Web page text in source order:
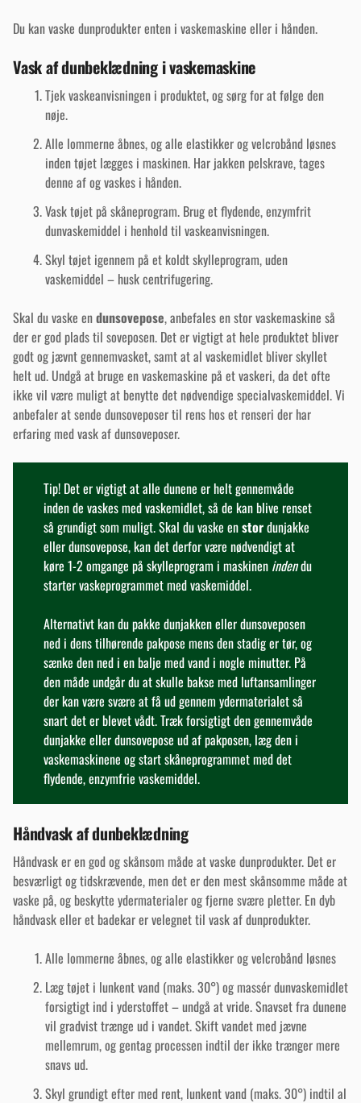
Du kan vaske dunprodukter enten i vaskemaskine eller i hånden.
Vask af dunbeklædning i vaskemaskine
Tjek vaskeanvisningen i produktet, og sørg for at følge den
nøje.
Alle lommerne åbnes, og alle elastikker og velcrobånd løsnes
inden tøjet lægges i maskinen. Har jakken pelskrave, tages
denne af og vaskes i hånden.
Vask tøjet på skåneprogram. Brug et flydende, enzymfrit
dunvaskemiddel i henhold til vaskeanvisningen.
Skyl tøjet igennem på et koldt skylleprogram, uden
vaskemiddel – husk centrifugering.
Skal du vaske endunsovepose, anbefales en stor vaskemaskine så
der er god plads til soveposen. Det er vigtigt at hele produktet bliver
godt og jævnt gennemvasket, samt at al vaskemidlet bliver skyllet
helt ud. Undgå at bruge en vaskemaskine på et vaskeri, da det ofte
ikke vil være muligt at benytte det nødvendige specialvaskemiddel. Vi
anbefaler at sende dunsoveposer til rens hos et renseri der har
erfaring med vask af dunsoveposer.
Tip! Det er vigtigt at alle dunene er helt gennemvåde
inden de vaskes med vaskemidlet, så de kan blive renset
så grundigt som muligt. Skal du vaske enstordunjakke
eller dunsovepose, kan det derfor være nødvendigt at
køre 1-2 omgange på skylleprogram i maskinen indendu
starter vaskeprogrammet med vaskemiddel.
Alternativt kan du pakke dunjakken eller dunsoveposen
ned i dens tilhørende pakpose mens den stadig er tør, og
sænke den ned i en balje med vand i nogle minutter. På
den måde undgår du at skulle bakse med luftansamlinger
der kan være svære at få ud gennem ydermaterialet så
snart det er blevet vådt. Træk forsigtigt den gennemvåde
dunjakke eller dunsovepose ud af pakposen, læg den i
vaskemaskinene og start skåneprogrammet med det
flydende, enzymfrie vaskemiddel.
Håndvask af dunbeklædning
Håndvask er en god og skånsom måde at vaske dunprodukter. Det er
besværligt og tidskrævende, men det er den mest skånsomme måde at
vaske på, og beskytte ydermaterialer og fjerne svære pletter. En dyb
håndvask eller et badekar er velegnet til vask af dunprodukter.
Alle lommerne åbnes, og alle elastikker og velcrobånd løsnes
Læg tøjet i lunkent vand (maks. 30°) og massér dunvaskemidlet
forsigtigt ind i yderstoffet – undgå at vride. Snavset fra dunene
vil gradvist trænge ud i vandet. Skift vandet med jævne
mellemrum, og gentag processen indtil der ikke trænger mere
snavs ud.
Skyl grundigt efter med rent, lunkent vand (maks. 30°) indtil al